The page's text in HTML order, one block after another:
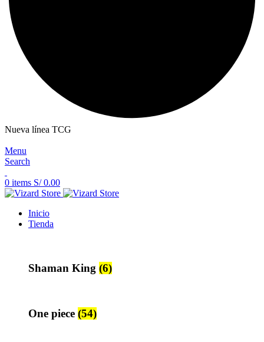
Nueva línea TCG
Menu
Search
0 items S/0.00
Inicio
Tienda
Shaman King (6)
One piece (54)